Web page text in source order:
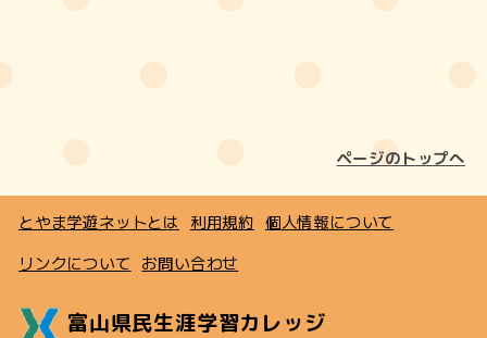
ページのトップへ
とやま学遊ネットとは 利用規約 個人情報について
リンクについて お問い合わせ
富山県民生涯学習カレッジ